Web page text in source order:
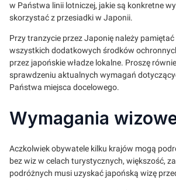
w Państwa linii lotniczej, jakie są konkretne
skorzystać z przesiadki w Japonii.
Przy tranzycie przez Japonię należy
wszystkich dodatkowych środków
przez japońskie władze lokalne. Proszę
sprawdzeniu aktualnych wymagań
Państwa miejsca docelowego.
Wymagania
Aczkolwiek obywatele kilku krajów mogą
bez wiz w celach turystycznych, większość,
podróżnych musi uzyskać japońską wizę